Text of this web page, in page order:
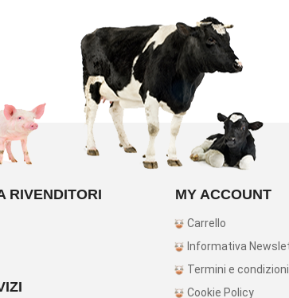
RIVENDITORI MY ACCOUNT
Carrello
Informativa
Termini e condizioni
Cookie Policy